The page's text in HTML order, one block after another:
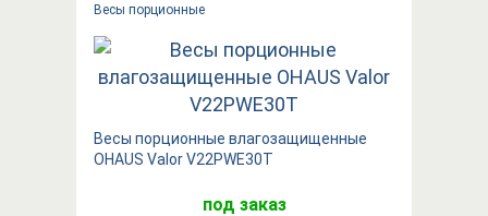
Весы порционные
Весы порционные влагозащищенные
OHAUS Valor V22PWE30T
под заказ